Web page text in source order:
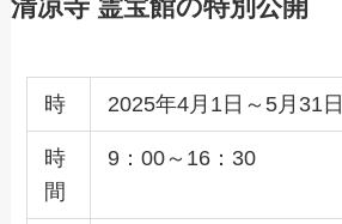
清凉寺 霊宝館の特別公開
時 2025年4月1日～5月31日
時
間
9：00～16：30